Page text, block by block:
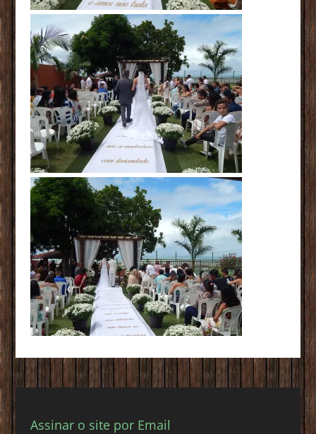
Assinar o site por Email